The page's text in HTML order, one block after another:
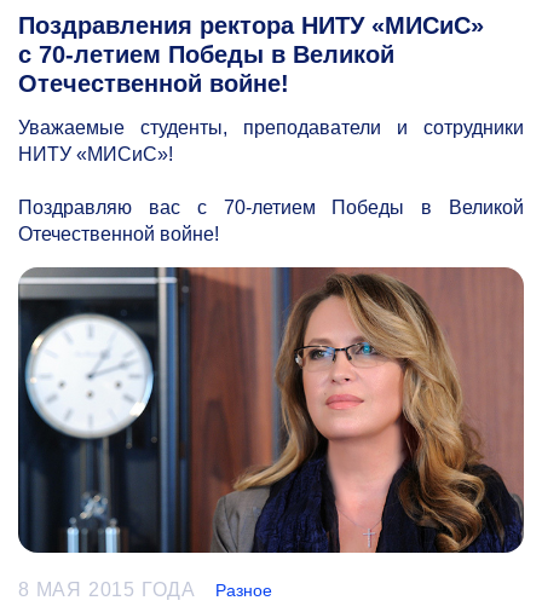
Поздравления ректора НИТУ «МИСиС»
с 70-летием Победы в Великой
Отечественной войне!
Уважаемые студенты, преподаватели и сотрудники
НИТУ «МИСиС»!
Поздравляю вас с 70-летием Победы в Великой
Отечественной войне!
8 МАЯ 2015 ГОДА Разное